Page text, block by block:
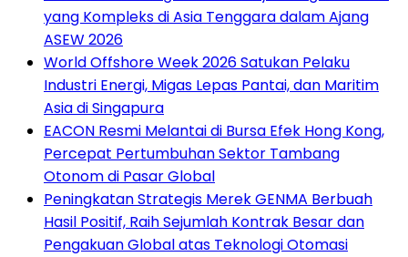
yang Kompleks di Asia Tenggara dalam Ajang
ASEW 2026
World Offshore Week 2026 Satukan Pelaku
Industri Energi, Migas Lepas Pantai, dan Maritim
Asia di Singapura
EACON Resmi Melantai di Bursa Efek Hong Kong,
Percepat Pertumbuhan Sektor Tambang
Otonom di Pasar Global
Peningkatan Strategis Merek GENMA Berbuah
Hasil Positif, Raih Sejumlah Kontrak Besar dan
Pengakuan Global atas Teknologi Otomasi